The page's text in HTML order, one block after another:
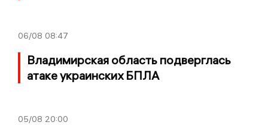
06/08 08:47
Владимирская область подверглась
атаке украинских БПЛА
05/08 20:00